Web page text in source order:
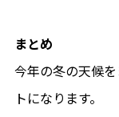
まとめ
今年の冬の天候
トになります。